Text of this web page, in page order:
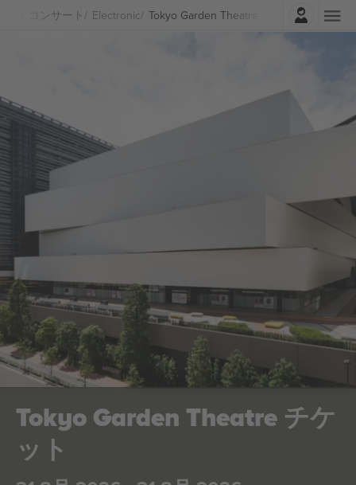
コンサート Electronic Tokyo Garden Theatre チケット
ログイン
Tokyo Garden Theatre チケ
ット